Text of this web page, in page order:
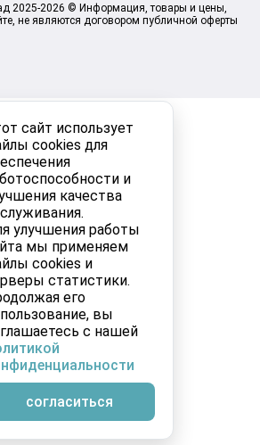
сайт использует
cookies для
и
качества
улучшения работы
мы применяем
cookies и
статистики.
его
вы
с нашей
согласиться
2025-2026 © Информация, товары и цены,
не являются договором публичной оферты